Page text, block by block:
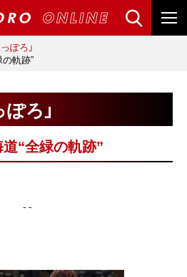
ぽろ」
軌跡”
ろ」
“全緑の軌跡”
- -